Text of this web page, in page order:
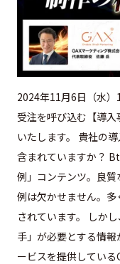
2024年11月6日（水
受注を呼び込む【導
いたします。 貴社の
含まれていますか？
例」コンテンツ。良
例は欠かせません。
されています。 しか
手」が必要とする情
ービスを提供してい